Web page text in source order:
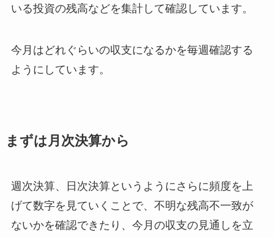
いる投資の残高などを集計して確認しています。
今月はどれぐらいの収支になるかを毎週確認する
ようにしています。
まずは月次決算から
週次決算、日次決算というようにさらに頻度を上
げて数字を見ていくことで、不明な残高不一致が
ないかを確認できたり、今月の収支の見通しを立